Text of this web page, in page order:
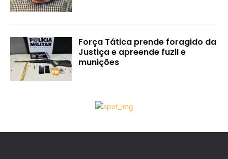
Força Tática prende foragido da
Justiça e apreende fuzil e
munições